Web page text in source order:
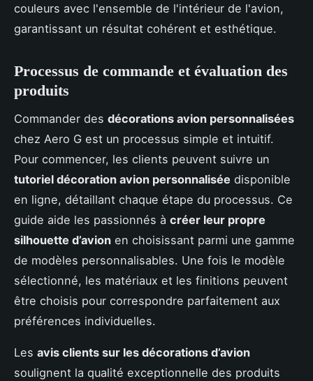
couleurs avec l'ensemble de l'intérieur de l'avion,
garantissant un résultat cohérent et esthétique.
Processus de commande et évaluation des
produits
Commander des décorations avion personnalisées
chez Aero G est un processus simple et intuitif.
Pour commencer, les clients peuvent suivre un
tutoriel décoration avion personnalisée disponible
en ligne, détaillant chaque étape du processus. Ce
guide aide les passionnés à créer leur propre
silhouette d’avion en choisissant parmi une gamme
de modèles personnalisables. Une fois le modèle
sélectionné, les matériaux et les finitions peuvent
être choisis pour correspondre parfaitement aux
préférences individuelles.
Les avis clients sur les décorations d’avion
soulignent la qualité exceptionnelle des produits